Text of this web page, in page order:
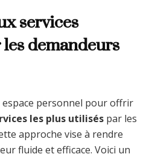
services
demandeurs
espace personnel pour offrir
les plus utilisés par les
approche vise à rendre
fluide et efficace. Voici un